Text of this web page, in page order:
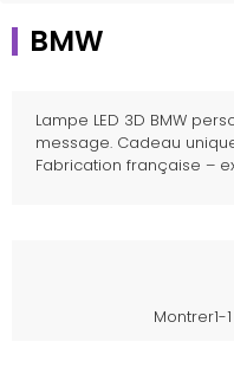
BMW
Lampe LED 3D BMW
message. Cadeau
Fabrication française –
Montrer1-